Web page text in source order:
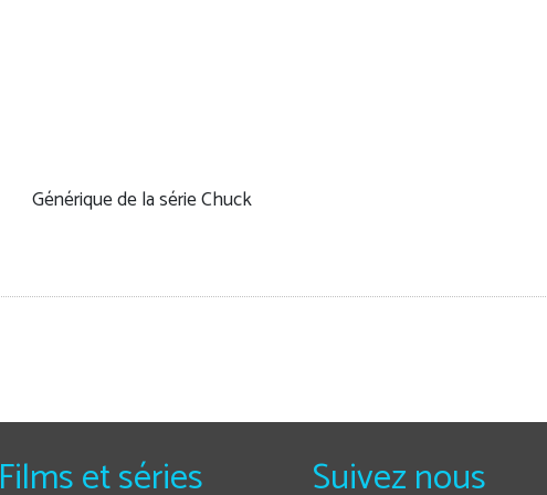
Générique de la série Chuck
Films et séries Suivez nous